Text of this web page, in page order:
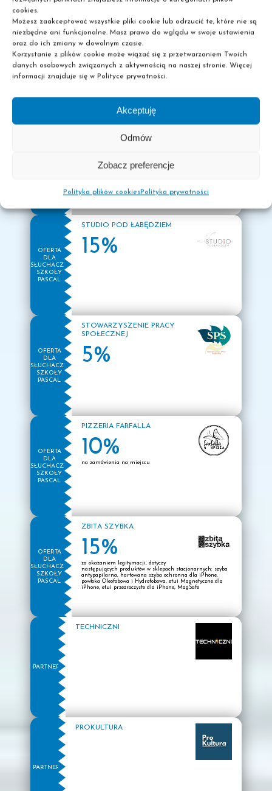
cookies.
Możesz zaakceptować wszystkie pliki cookie lub odrzucić te, które nie są
niezbędne ani funkcjonalne. Masz prawo do wglądu w swoje ustawienia
oraz do ich zmiany w dowolnym czasie.
Korzystanie z plików cookie może wiązać się z przetwarzaniem Twoich
danych osobowych związanych z aktywnością na naszej stronie. Więcej
informacji znajduje się w Polityce prywatności.
Akceptuję
Odmów
Zobacz preferencje
Polityka plików cookiesPolityka prywatności
DLA
SŁUCHACZY
PASCAL
PASIBUS
10%
dla słuchaczy szkoły Pascal
BODY SHAPE & BEAUTY
na pierwszy standardowy karnet +
darmowe konsultacje
OFERTA
DLA
SŁUCHACZY
SZKOŁY
PASCAL
STUDIO POD ŁABĘDZIEM
15%
OFERTA
DLA
SŁUCHACZY
SZKOŁY
PASCAL
STOWARZYSZENIE PRACY
SPOŁECZNEJ
5%
OFERTA
DLA
SŁUCHACZY
SZKOŁY
PASCAL
PIZZERIA FARFALLA
10%
na zamówienia na miejscu
OFERTA
DLA
SŁUCHACZY
SZKOŁY
PASCAL
ZBITA SZYBKA
15%
za okazaniem legitymacji, dotyczy
następujących produktów w sklepach stacjonarnych: szyba
antypapilarna, hartowana szyba ochronna dla iPhone,
powłoka Oleofobowa i Hydrofobowa, etui Magnetyczne dla
iPhone, etui przezroczyste dla iPhone, MagSafe
PARTNER
TECHNICZNI
PARTNER
PROKULTURA